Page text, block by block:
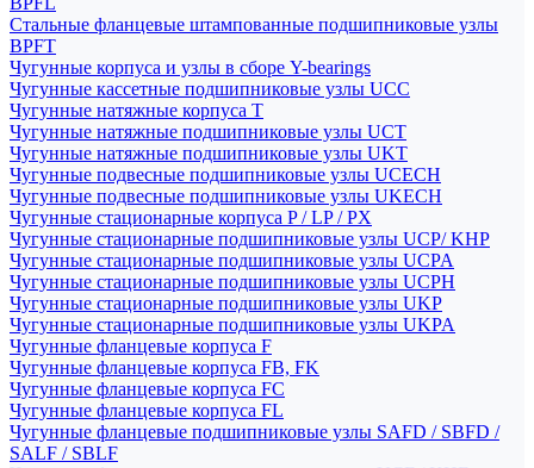
Стальные фланцевые штампованные подшипниковые узлы
BPFT
Чугунные корпуса и узлы в сборе Y-bearings
Чугунные кассетные подшипниковые узлы UCC
Чугунные натяжные корпуса T
Чугунные натяжные подшипниковые узлы UCT
Чугунные натяжные подшипниковые узлы UKT
Чугунные подвесные подшипниковые узлы UCECH
Чугунные подвесные подшипниковые узлы UKECH
Чугунные стационарные корпуса P / LP / PX
Чугунные стационарные подшипниковые узлы UCP/ KHP
Чугунные стационарные подшипниковые узлы UCPA
Чугунные стационарные подшипниковые узлы UCPH
Чугунные стационарные подшипниковые узлы UKP
Чугунные стационарные подшипниковые узлы UKPA
Чугунные фланцевые корпуса F
Чугунные фланцевые корпуса FB, FK
Чугунные фланцевые корпуса FC
Чугунные фланцевые корпуса FL
Чугунные фланцевые подшипниковые узлы SAFD / SBFD /
SALF / SBLF